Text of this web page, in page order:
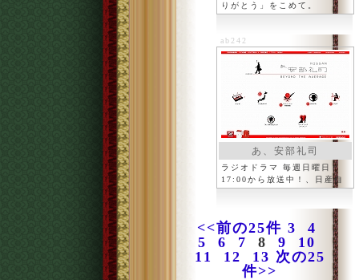
りがとう」をこめて。
ab242
あ、安部礼司
ラジオドラマ 毎週日曜日
17:00から放送中！、日産自
動車
<<前の25件 3
4
5
6 7 8 9
10
11
12 13 次の25
件>>